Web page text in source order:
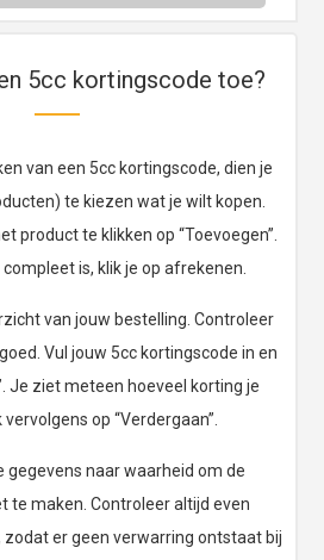
5cc kortingscode toe?
van een 5cc kortingscode, dien je
te kiezen wat je wilt kopen.
product te klikken op “Toevoegen”.
is, klik je op afrekenen.
van jouw bestelling. Controleer
Vul jouw 5cc kortingscode in en
Je ziet meteen hoeveel korting je
op “Verdergaan”.
gegevens naar waarheid om de
te maken. Controleer altijd even
zodat er geen verwarring ontstaat bij